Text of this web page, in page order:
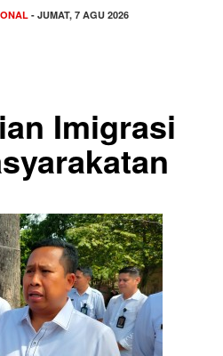
- JUMAT, 7 AGU 2026
Imigrasi